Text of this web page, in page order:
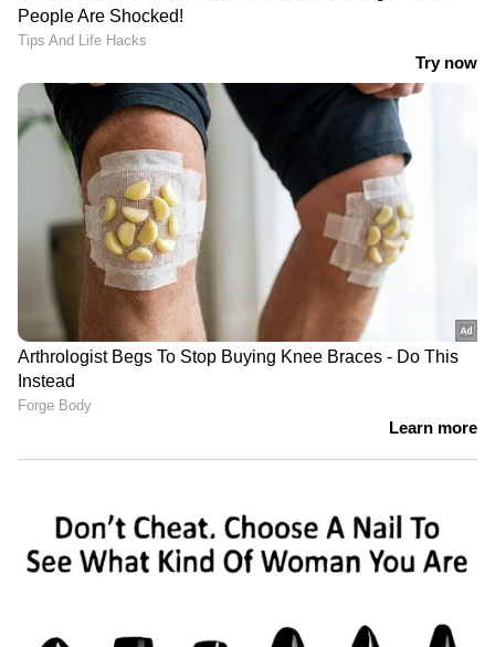
ഇനി വ്യക്തിക്ക് വരുമാന സ്രോതസ്സ്
അറിയില്ലെങ്കിൽ, നിക്ഷേപിച്ച തുകയ്ക്ക് 60
ശതമാനം നികുതിയും 25 ശതമാനം
സർചാർജും 4 ശതമാനം സെസും ഈടാക്കും
മാലിന്യ ലോഡുമായി എത്തിയാല്‍
വലിയ പ്രത്യാഘാതങ്ങള്‍ ഉണ്ടാകും;
ഫ്രഷ് കട്ടിനെതിരെ പ്രതിഷേധം
തുടരും